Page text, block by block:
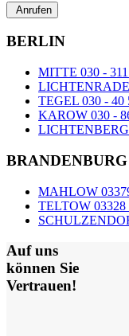
Anrufen
BERLIN
MITTE 030 -
LICHTENRADE
TEGEL 030 - 40
KAROW 030 -
LICHTENBERG
BRANDENBURG
MAHLOW
TELTOW 03328
Auf uns
können Sie
Vertrauen!